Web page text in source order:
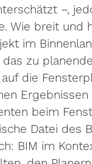
–,
Wie breit und
im
zu
die
beim
Datei des
BIM im